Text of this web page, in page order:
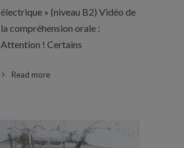
électrique » (niveau B2) Vidéo de
la compréhension orale :
Attention ! Certains
Read more